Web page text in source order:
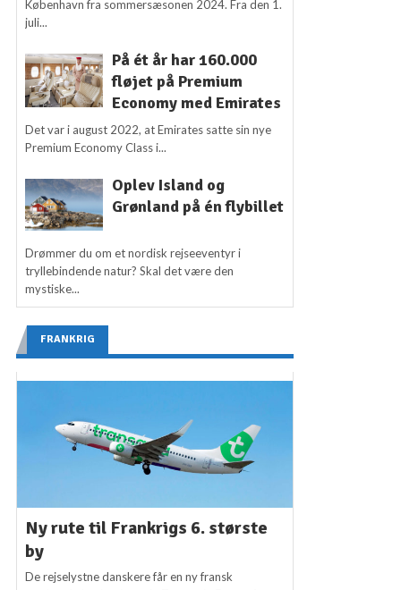
København fra sommersæsonen 2024. Fra den 1.
juli...
På ét år har 160.000
fløjet på Premium
Economy med Emirates
Det var i august 2022, at Emirates satte sin nye
Premium Economy Class i...
Oplev Island og
Grønland på én flybillet
Drømmer du om et nordisk rejseeventyr i
tryllebindende natur? Skal det være den
mystiske...
FRANKRIG
Ny rute til Frankrigs 6. største
by
De rejselystne danskere får en ny fransk